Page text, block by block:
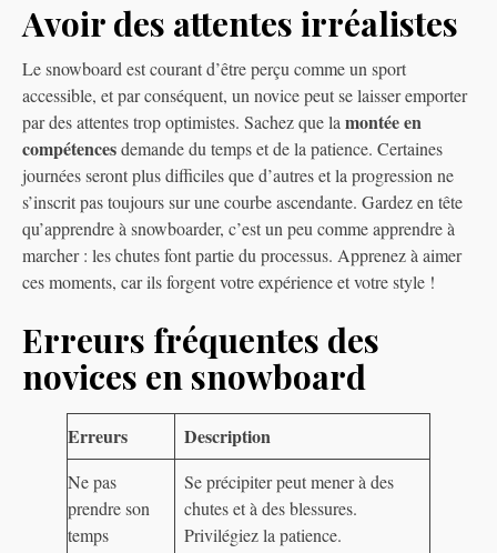
Avoir des attentes irréalistes
Le snowboard est courant d’être perçu comme un sport
accessible, et par conséquent, un novice peut se laisser emporter
par des attentes trop optimistes. Sachez que lamontée en
compétencesdemande du temps et de la patience. Certaines
journées seront plus difficiles que d’autres et la progression ne
s’inscrit pas toujours sur une courbe ascendante. Gardez en tête
qu’apprendre à snowboarder, c’est un peu comme apprendre à
marcher : les chutes font partie du processus. Apprenez à aimer
ces moments, car ils forgent votre expérience et votre style !
Erreurs fréquentes des
novices en snowboard
Erreurs Description
Ne pas
prendre son
temps
Se précipiter peut mener à des
chutes et à des blessures.
Privilégiez la patience.